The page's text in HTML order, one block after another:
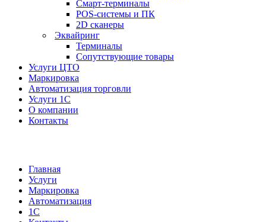
Смарт-терминалы
POS-системы и ПК
2D сканеры
Эквайринг
Терминалы
Сопутствующие товары
Услуги ЦТО
Маркировка
Автоматизация торговли
Услуги 1С
О компании
Контакты
Главная
Услуги
Маркировка
Автоматизация
1С